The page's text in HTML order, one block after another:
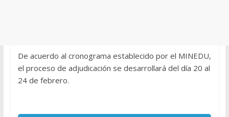
De acuerdo al cronograma establecido por el MINEDU,
el proceso de adjudicación se desarrollará del día 20 al
24 de febrero.